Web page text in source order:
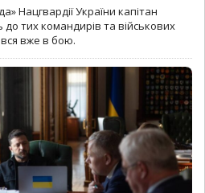
Нацгвардії України капітан
тих командирів та військових
вже в бою.